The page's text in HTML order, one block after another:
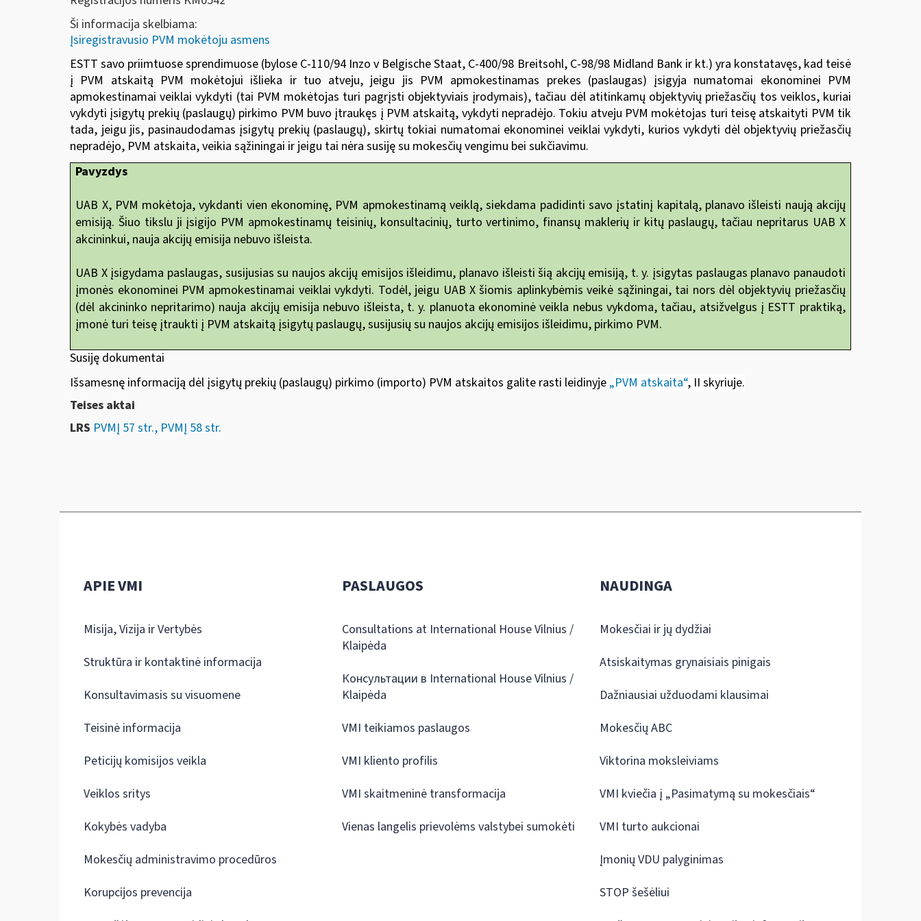
Ši informacija skelbiama:
Įsiregistravusio PVM mokėtoju asmens
ESTT savo priimtuose sprendimuose (bylose C-110/94 Inzo v Belgische Staat, C-400/98 Breitsohl, C-98/98 Midland Bank ir kt.) yra konstatavęs, kad teisė
į PVM atskaitą PVM mokėtojui išlieka ir tuo atveju, jeigu jis PVM apmokestinamas prekes (paslaugas) įsigyja numatomai ekonominei PVM
apmokestinamai veiklai vykdyti (tai PVM mokėtojas turi pagrįsti objektyviais įrodymais), tačiau dėl atitinkamų objektyvių priežasčių tos veiklos, kuriai
vykdyti įsigytų prekių (paslaugų) pirkimo PVM buvo įtraukęs į PVM atskaitą, vykdyti nepradėjo. Tokiu atveju PVM mokėtojas turi teisę atskaityti PVM tik
tada, jeigu jis, pasinaudodamas įsigytų prekių (paslaugų), skirtų tokiai numatomai ekonominei veiklai vykdyti, kurios vykdyti dėl objektyvių priežasčių
nepradėjo, PVM atskaita, veikia sąžiningai ir jeigu tai nėra susiję su mokesčių vengimu bei sukčiavimu.
Pavyzdys
UAB X, PVM mokėtoja, vykdanti vien ekonominę, PVM apmokestinamą veiklą, siekdama padidinti savo įstatinį kapitalą, planavo išleisti naują akcijų
emisiją. Šiuo tikslu ji įsigijo PVM apmokestinamų teisinių, konsultacinių, turto vertinimo, finansų maklerių ir kitų paslaugų, tačiau nepritarus UAB X
akcininkui, nauja akcijų emisija nebuvo išleista.
UAB X įsigydama paslaugas, susijusias su naujos akcijų emisijos išleidimu, planavo išleisti šią akcijų emisiją, t. y. įsigytas paslaugas planavo panaudoti
įmonės ekonominei PVM apmokestinamai veiklai vykdyti. Todėl, jeigu UAB X šiomis aplinkybėmis veikė sąžiningai, tai nors dėl objektyvių priežasčių
(dėl akcininko nepritarimo) nauja akcijų emisija nebuvo išleista, t. y. planuota ekonominė veikla nebus vykdoma, tačiau, atsižvelgus į ESTT praktiką,
įmonė turi teisę įtraukti į PVM atskaitą įsigytų paslaugų, susijusių su naujos akcijų emisijos išleidimu, pirkimo PVM.
Susiję dokumentai
Išsamesnę informaciją dėl įsigytų prekių (paslaugų) pirkimo (importo) PVM atskaitos galite rasti leidinyje „PVM atskaita“, II skyriuje.
Teises aktai
LRS PVMĮ 57 str., PVMĮ 58 str.
APIE VMI
Misija, Vizija ir Vertybės
Struktūra ir kontaktinė informacija
Konsultavimasis su visuomene
Teisinė informacija
Peticijų komisijos veikla
Veiklos sritys
Kokybės vadyba
Mokesčių administravimo procedūros
Korupcijos prevencija
PASLAUGOS
Consultations at International House Vilnius /
Klaipėda
Консультации в International House Vilnius /
Klaipėda
VMI teikiamos paslaugos
VMI kliento profilis
VMI skaitmeninė transformacija
Vienas langelis prievolėms valstybei sumokėti
NAUDINGA
Mokesčiai ir jų dydžiai
Atsiskaitymas grynaisiais pinigais
Dažniausiai užduodami klausimai
Mokesčių ABC
Viktorina moksleiviams
VMI kviečia į „Pasimatymą su mokesčiais“
VMI turto aukcionai
Įmonių VDU palyginimas
STOP šešėliui